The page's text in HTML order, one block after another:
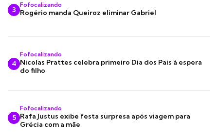
3
Fofocalizando
Rogério manda Queiroz eliminar Gabriel
4
Fofocalizando
Nicolas Prattes celebra primeiro Dia dos Pais à espera
do filho
5
Fofocalizando
Rafa Justus exibe festa surpresa após viagem para
Grécia com a mãe